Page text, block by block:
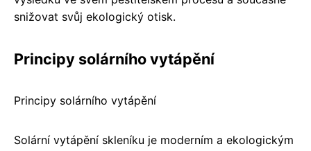
snižovat svůj ekologický otisk.
Principy solárního vytápění
Principy solárního vytápění
Solární vytápění skleníku je moderním a ekologickým